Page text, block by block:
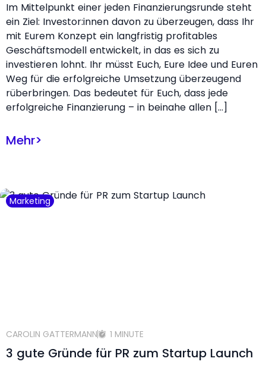
Im Mittelpunkt einer jeden Finanzierungsrunde steht
ein Ziel: Investor:innen davon zu überzeugen, dass Ihr
mit Eurem Konzept ein langfristig profitables
Geschäftsmodell entwickelt, in das es sich zu
investieren lohnt. Ihr müsst Euch, Eure Idee und Euren
Weg für die erfolgreiche Umsetzung überzeugend
rüberbringen. Das bedeutet für Euch, dass jede
erfolgreiche Finanzierung – in beinahe allen […]
Mehr>
Marketing
CAROLIN GATTERMANN 1 MINUTE
3 gute Gründe für PR zum Startup Launch